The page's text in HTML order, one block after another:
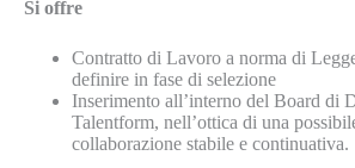
Si offre
Contratto di Lavoro a norma di
definire in fase di selezione
Inserimento all’interno del Board di
Talentform, nell’ottica di una
collaborazione stabile e continuativa.